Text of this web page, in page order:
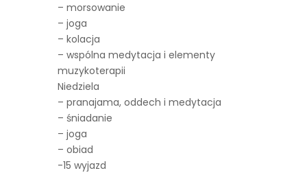
– morsowanie
– joga
– kolacja
– wspólna medytacja i elementy
muzykoterapii
Niedziela
– pranajama, oddech i medytacja
– śniadanie
– joga
– obiad
-15 wyjazd